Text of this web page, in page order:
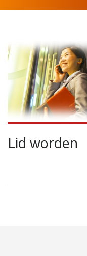
Lid worden